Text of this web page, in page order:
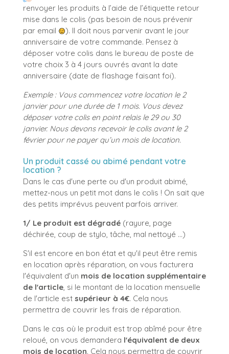
renvoyer les produits à l’aide de l’étiquette retour
mise dans le colis (pas besoin de nous prévenir
par email
). Il doit nous parvenir avant le jour
anniversaire de votre commande. Pensez à
déposer votre colis dans le bureau de poste de
votre choix 3 à 4 jours ouvrés avant la date
anniversaire (date de flashage faisant foi).
Exemple : Vous commencez votre location le 2
janvier pour une durée de 1 mois. Vous devez
déposer votre colis en point relais le 29 ou 30
janvier. Nous devons recevoir le colis avant le 2
février pour ne payer qu’un mois de location.
Un produit cassé ou abimé pendant votre
location ?
Dans le cas d'une perte ou d'un produit abimé,
mettez-nous un petit mot dans le colis ! On sait que
des petits imprévus peuvent parfois arriver.
1/ Le produit est dégradé (rayure, page
déchirée, coup de stylo, tâche, mal nettoyé ...)
S'il est encore en bon état et qu'il peut être remis
en location après réparation, on vous facturera
l'équivalent d'un mois de location supplémentaire
de l'article, si le montant de la location mensuelle
de l'article est supérieur à 4€. Cela nous
permettra de couvrir les frais de réparation.
Dans le cas où le produit est trop abîmé pour être
reloué, on vous demandera l'équivalent de deux
mois de location. Cela nous permettra de couvrir